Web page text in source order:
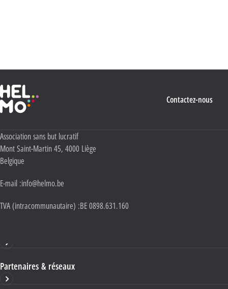
Haute École Libre Mosane
Contactez-nous
Adresse :
Association sans but lucratif
Mont Saint-Martin 45, 4000 Liège
Belgique
E-mail :info@helmo.be
TVA (intracommunautaire) :BE 0898.631.160
Partenaires & réseaux